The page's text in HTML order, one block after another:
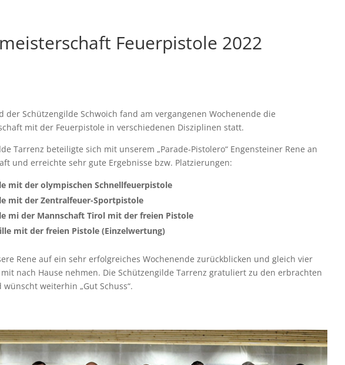
Feuerpistole 2022
der Schützengilde Schwoich fand am vergangenen Wochenende die
mit der Feuerpistole in verschiedenen Disziplinen statt.
Tarrenz beteiligte sich mit unserem „Parade-Pistolero“ Engensteiner Rene an
und erreichte sehr gute Ergebnisse bzw. Platzierungen:
mit der olympischen Schnellfeuerpistole
mit der Zentralfeuer-Sportpistole
mi der Mannschaft Tirol mit der freien Pistole
mit der freien Pistole (Einzelwertung)
Rene auf ein sehr erfolgreiches Wochenende zurückblicken und gleich vier
nach Hause nehmen. Die Schützengilde Tarrenz gratuliert zu den erbrachten
weiterhin „Gut Schuss“.